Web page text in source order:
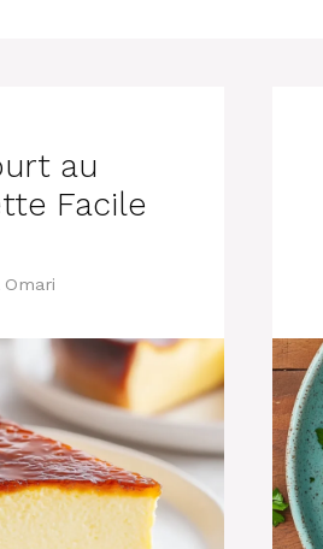
au
Facile
Omari